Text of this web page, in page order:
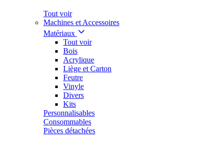
Tout voir
Machines et Accessoires
Matériaux
Tout voir
Bois
Acrylique
Liège et Carton
Feutre
Vinyle
Divers
Kits
Personnalisables
Consommables
Pièces détachées